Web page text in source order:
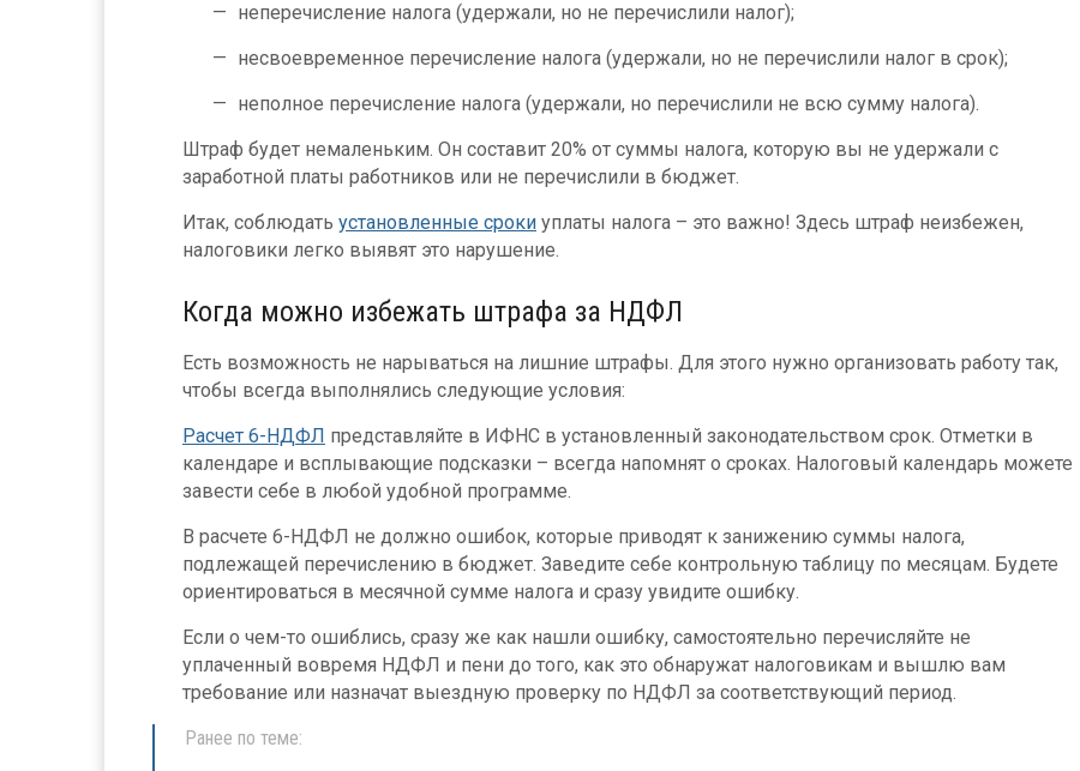
неперечисление налога (удержали, но не перечислили налог);
несвоевременное перечисление налога (удержали, но не перечислили налог в срок);
неполное перечисление налога (удержали, но перечислили не всю сумму налога).
Штраф будет немаленьким. Он составит 20% от суммы налога, которую вы не удержали с
заработной платы работников или не перечислили в бюджет.
Итак, соблюдать установленные сроки уплаты налога – это важно! Здесь штраф неизбежен,
налоговики легко выявят это нарушение.
Когда можно избежать штрафа за НДФЛ
Есть возможность не нарываться на лишние штрафы. Для этого нужно организовать работу так,
чтобы всегда выполнялись следующие условия:
Расчет 6-НДФЛ представляйте в ИФНС в установленный законодательством срок. Отметки в
календаре и всплывающие подсказки – всегда напомнят о сроках. Налоговый календарь можете
завести себе в любой удобной программе.
В расчете 6-НДФЛ не должно ошибок, которые приводят к занижению суммы налога,
подлежащей перечислению в бюджет. Заведите себе контрольную таблицу по месяцам. Будете
ориентироваться в месячной сумме налога и сразу увидите ошибку.
Если о чем-то ошиблись, сразу же как нашли ошибку, самостоятельно перечисляйте не
уплаченный вовремя НДФЛ и пени до того, как это обнаружат налоговикам и вышлю вам
требование или назначат выездную проверку по НДФЛ за соответствующий период.
Ранее по теме: